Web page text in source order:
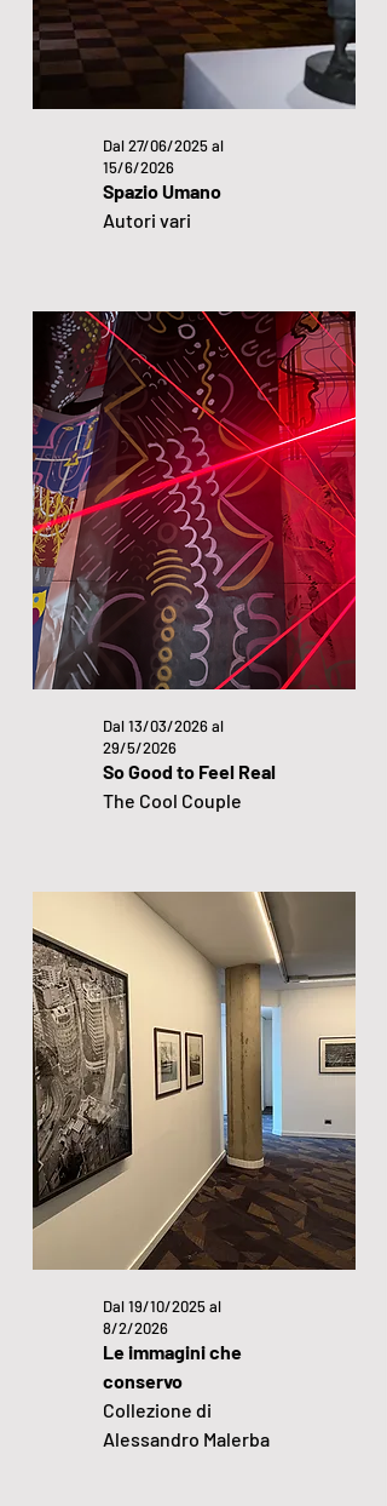
Dal 27/06/2025 al
15/6/2026
Spazio Umano
Autori vari
Dal 13/03/2026 al
29/5/2026
So Good to Feel Real
The Cool Couple
Dal 19/10/2025 al
8/2/2026
Le immagini che
conservo
Collezione di
Alessandro Malerba